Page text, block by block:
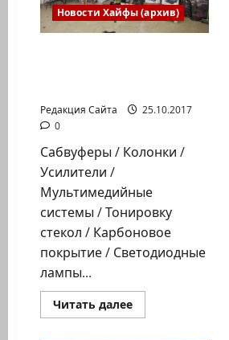
Новости Хайфы (архив)
Редакция Сайта
25.10.2017
0
Сабвуферы / Колонки /
Усилители /
Мультимедийные
системы / Тонировку
стекол / Карбоновое
покрытие / Светодиодные
лампы...
Читать далееПрочитать
больше